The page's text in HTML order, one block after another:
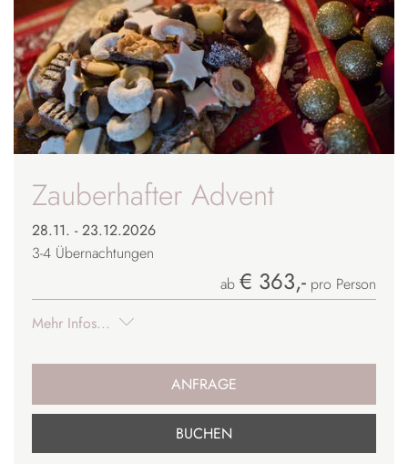
Zauberhafter Advent
28.11. - 23.12.2026
3-4 Übernachtungen
ab € 363,- pro Person
Mehr Infos...
ANFRAGE
BUCHEN